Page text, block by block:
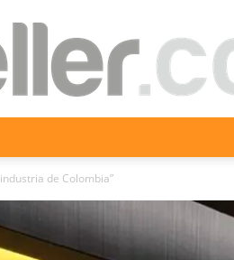
ITseller
de Colombia”